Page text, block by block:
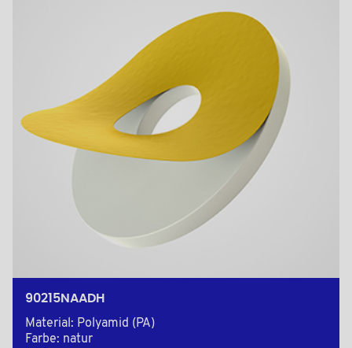
90215NAADH
Material: Polyamid (PA)
Farbe: natur